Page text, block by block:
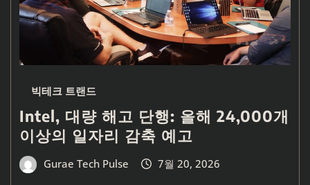
빅테크 트랜드
Intel, 대량 해고 단행: 올해 24,000개
이상의 일자리 감축 예고
Gurae Tech Pulse 7월 20, 2026